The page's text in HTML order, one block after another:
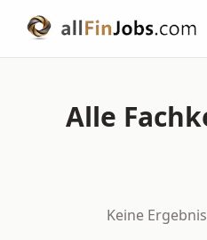
Alle
Keine